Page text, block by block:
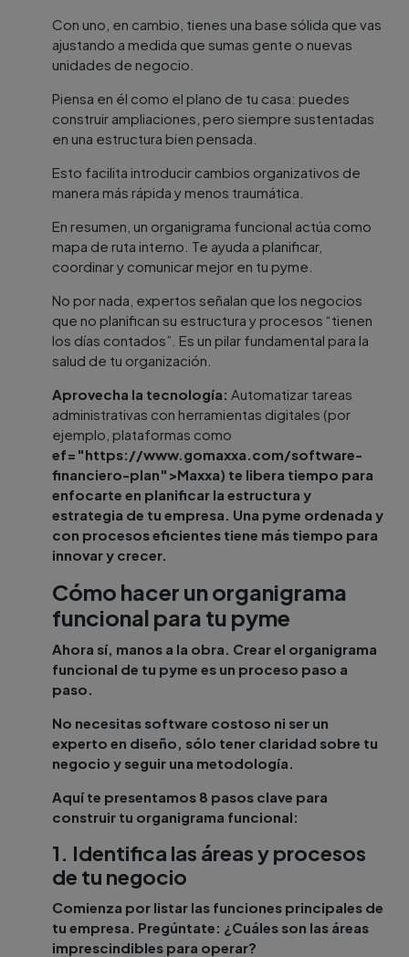
Con uno, en cambio, tienes una base sólida que vas
ajustando a medida que sumas gente o nuevas
unidades de negocio.
Piensa en él como el plano de tu casa: puedes
construir ampliaciones, pero siempre sustentadas
en una estructura bien pensada.
Esto facilita introducir cambios organizativos de
manera más rápida y menos traumática.
En resumen, un organigrama funcional actúa como
mapa de ruta interno. Te ayuda a planificar,
coordinar y comunicar mejor en tu pyme.
No por nada, expertos señalan que los negocios
que no planifican su estructura y procesos “tienen
los días contados”. Es un pilar fundamental para la
salud de tu organización.
Aprovecha la tecnología: Automatizar tareas
administrativas con herramientas digitales (por
ejemplo, plataformas como
ef="https://www.gomaxxa.com/software-
financiero-plan">Maxxa) te libera tiempo para
enfocarte en planificar la estructura y
estrategia de tu empresa. Una pyme ordenada y
con procesos eficientes tiene más tiempo para
innovar y crecer.
Cómo hacer un organigrama
funcional para tu pyme
Ahora sí, manos a la obra. Crear el organigrama
funcional de tu pyme es un proceso paso a
paso.
No necesitas software costoso ni ser un
experto en diseño, sólo tener claridad sobre tu
negocio y seguir una metodología.
Aquí te presentamos 8 pasos clave para
construir tu organigrama funcional:
1. Identifica las áreas y procesos
de tu negocio
Comienza por listar las funciones principales de
tu empresa. Pregúntate: ¿Cuáles son las áreas
imprescindibles para operar?